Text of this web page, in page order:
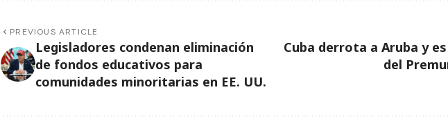
PREVIOUS ARTICLE
Legisladores condenan eliminación
de fondos educativos para
comunidades minoritarias en EE. UU.
Cuba derrota a Aruba y
del